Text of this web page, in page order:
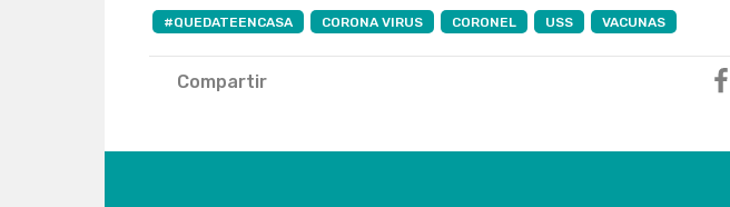
#QUEDATEENCASA CORONA VIRUS CORONEL USS VACUNAS
Compartir